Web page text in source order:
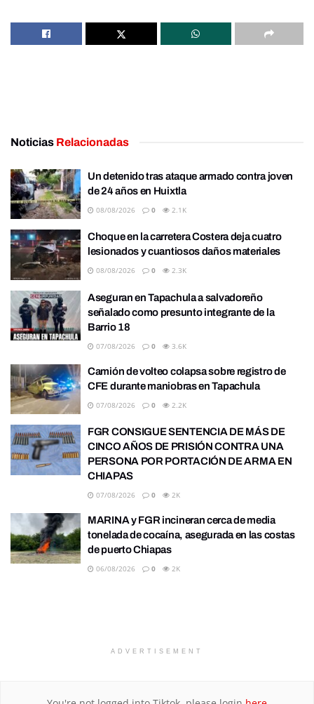
Noticias Relacionadas
Un detenido tras ataque armado contra joven
de 24 años en Huixtla
08/08/2026 0 2.1K
Choque en la carretera Costera deja cuatro
lesionados y cuantiosos daños materiales
08/08/2026 0 2.3K
Aseguran en Tapachula a salvadoreño
señalado como presunto integrante de la
Barrio 18
07/08/2026 0 3.6K
Camión de volteo colapsa sobre registro de
CFE durante maniobras en Tapachula
07/08/2026 0 2.2K
FGR CONSIGUE SENTENCIA DE MÁS DE
CINCO AÑOS DE PRISIÓN CONTRA UNA
PERSONA POR PORTACIÓN DE ARMA EN
CHIAPAS
07/08/2026 0 2K
MARINA y FGR incineran cerca de media
tonelada de cocaína, asegurada en las costas
de puerto Chiapas
06/08/2026 0 2K
ADVERTISEMENT